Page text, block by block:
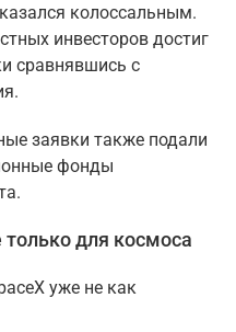
колоссальным.
инвесторов достиг
сравнявшись с
заявки также подали
фонды
для космоса
уже не как